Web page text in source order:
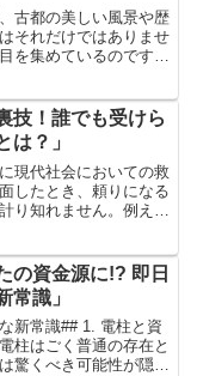
古都の美しい風景や歴
それだけではありませ
を集めているのです。
技！誰でも受けら
は？」
現代社会においての救
したとき、頼りになる
り知れません。例え
の資金源に!? 即日
常識」
新常識## 1. 電柱と資
柱はごく普通の存在と
驚くべき可能性が隠さ